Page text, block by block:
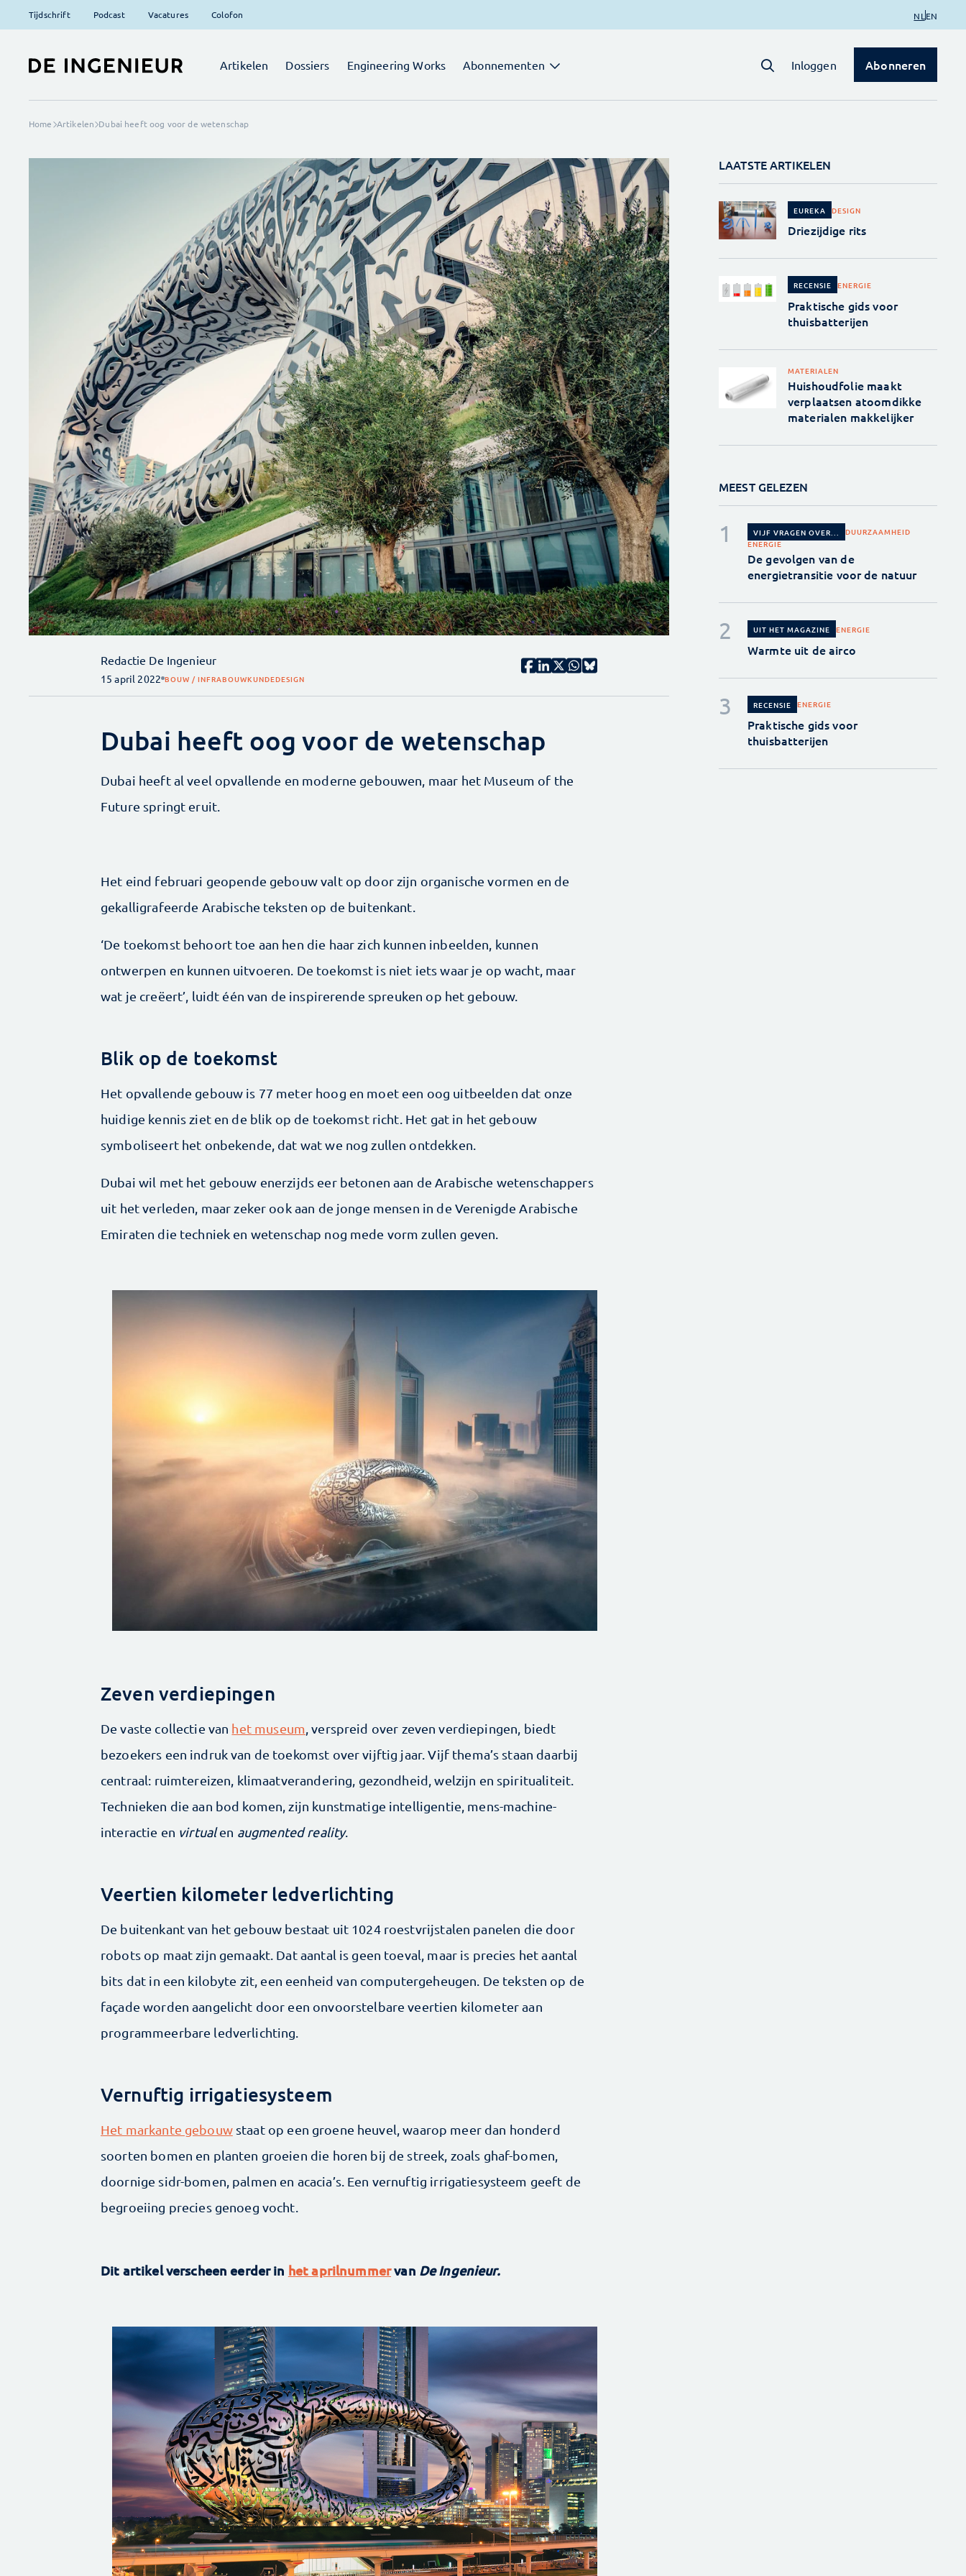
Tijdschrift Podcast Vacatures Colofon NL EN
Artikelen Dossiers Engineering Works Abonnementen Inloggen Abonneren
Home Artikelen Dubai heeft oog voor de wetenschap
Redactie De Ingenieur
15 april 2022 BOUW / INFRABOUWKUNDEDESIGN
Dubai heeft oog voor de wetenschap
Dubai heeft al veel opvallende en moderne gebouwen, maar het Museum of the
Future springt eruit.
Het eind februari geopende gebouw valt op door zijn organische vormen en de
gekalligrafeerde Arabische teksten op de buitenkant.
‘De toekomst behoort toe aan hen die haar zich kunnen inbeelden, kunnen
ontwerpen en kunnen uitvoeren. De toekomst is niet iets waar je op wacht, maar
wat je creëert’, luidt één van de inspirerende spreuken op het gebouw.
Blik op de toekomst
Het opvallende gebouw is 77 meter hoog en moet een oog uitbeelden dat onze
huidige kennis ziet en de blik op de toekomst richt. Het gat in het gebouw
symboliseert het onbekende, dat wat we nog zullen ontdekken.
Dubai wil met het gebouw enerzijds eer betonen aan de Arabische wetenschappers
uit het verleden, maar zeker ook aan de jonge mensen in de Verenigde Arabische
Emiraten die techniek en wetenschap nog mede vorm zullen geven.
Zeven verdiepingen
De vaste collectie van het museum , verspreid over zeven verdiepingen, biedt
bezoekers een indruk van de toekomst over vijftig jaar. Vijf thema’s staan daarbij
centraal: ruimtereizen, klimaatverandering, gezondheid, welzijn en spiritualiteit.
Technieken die aan bod komen, zijn kunstmatige intelligentie, mens-machine-
interactie en virtualen augmented reality.
Veertien kilometer ledverlichting
De buitenkant van het gebouw bestaat uit 1024 roestvrijstalen panelen die door
robots op maat zijn gemaakt. Dat aantal is geen toeval, maar is precies het aantal
bits dat in een kilobyte zit, een eenheid van computergeheugen. De teksten op de
façade worden aangelicht door een onvoorstelbare veertien kilometer aan
programmeerbare ledverlichting.
Vernuftig irrigatiesysteem
Het markante gebouwstaat op een groene heuvel, waarop meer dan honderd
soorten bomen en planten groeien die horen bij de streek, zoals ghaf-bomen,
doornige sidr-bomen, palmen en acacia’s. Een vernuftig irrigatiesysteem geeft de
begroeiing precies genoeg vocht.
Dit artikel verscheen eerder in het aprilnummervan De Ingenieur.
LAATSTE ARTIKELEN
EUREKA DESIGN
Driezijdige rits
RECENSIE ENERGIE
Praktische gids voor
thuisbatterijen
MATERIALEN
Huishoudfolie maakt
verplaatsen atoomdikke
materialen makkelijker
MEEST GELEZEN
VIJF VRAGEN OVER...
DUURZAAMHEID
ENERGIE
De gevolgen van de
energietransitie voor de natuur
UIT HET MAGAZINE ENERGIE
Warmte uit de airco
RECENSIE ENERGIE
Praktische gids voor
thuisbatterijen